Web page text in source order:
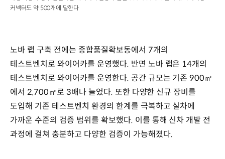
커넥터도 약 500개에 달한다
노바 랩 구축 전에는 종합품질확보동에서 7개의
테스트벤치로 와이어카를 운영했다. 반면 노바 랩은 14개의
테스트벤치로 와이어카를 운영한다. 공간 규모는 기존 900㎡
에서 2,700㎡로 3배나 늘었다. 또한 다양한 신규 장비를
도입해 기존 테스트벤치 환경의 한계를 극복하고 실차에
가까운 수준의 검증 범위를 확보했다. 이를 통해 신차 개발 전
과정에 걸쳐 충분하고 다양한 검증이 가능해졌다.